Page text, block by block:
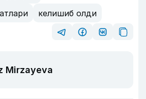
келишиб олди
Mirzayeva